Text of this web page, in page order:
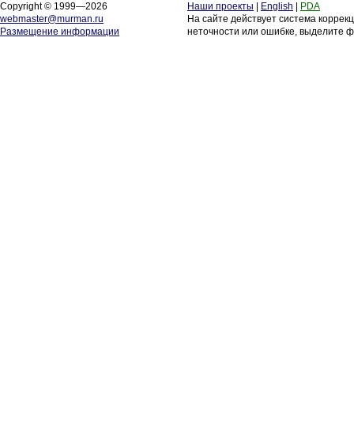
Copyright © 1999—2026
webmaster@murman.ru
Размещение информации
Наши проекты English
PDA
На сайте действует система
неточности или ошибке, выделите